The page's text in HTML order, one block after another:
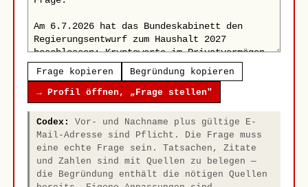
Frage kopieren Begründung kopieren
→ Profil öffnen, „Frage stellen"
Codex:
Vor- und Nachname plus gültige E-
Mail-Adresse sind Pflicht. Die Frage muss
eine echte Frage sein. Tatsachen, Zitate
und Zahlen sind mit Quellen zu belegen —
die Begründung enthält die nötigen Quellen